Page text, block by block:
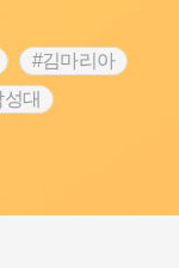
#김마리아
대
화
#마을